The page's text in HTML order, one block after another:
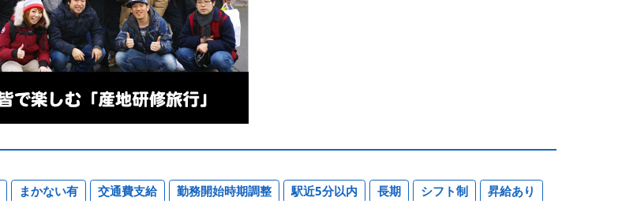
まかない有 交通費支給 勤務開始時期調整 駅近5分以内 長期 シフト制 昇給あり